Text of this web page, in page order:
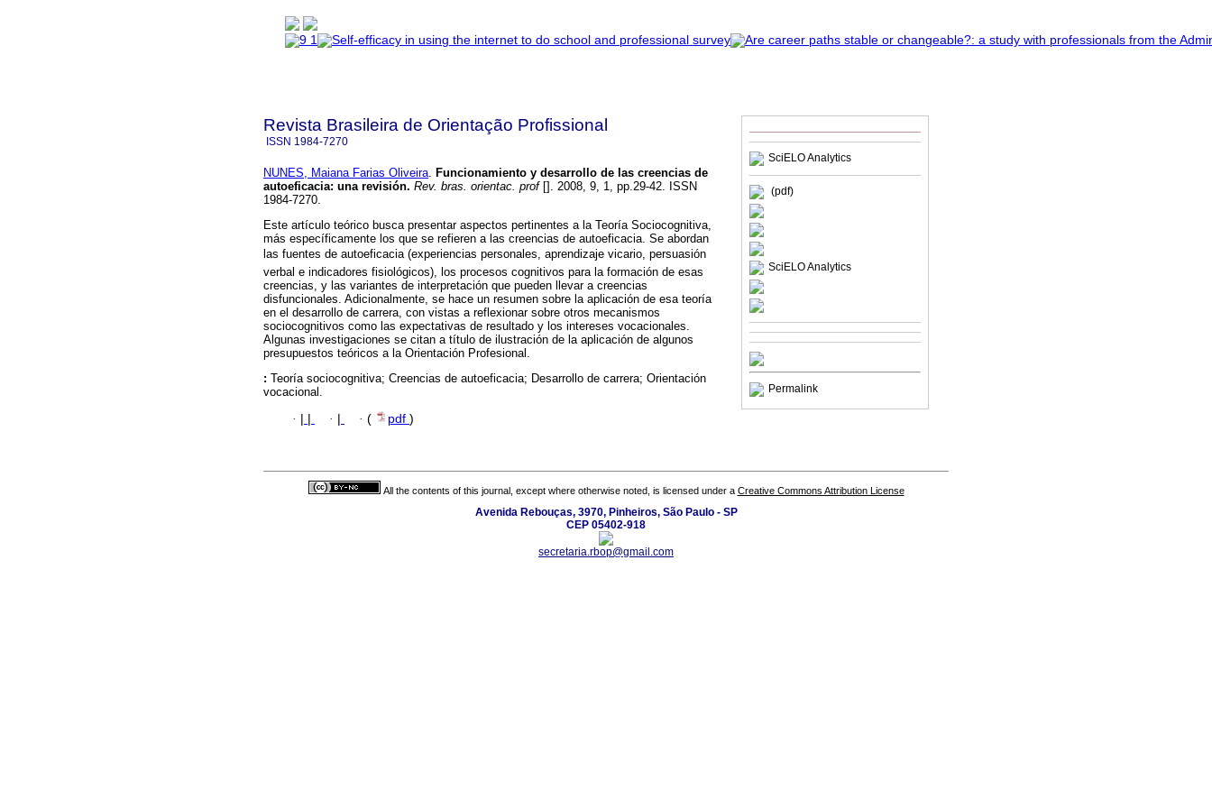
SciELO Analytics
(pdf)
SciELO Analytics
Permalink
Revista Brasileira de Orientação Profissional
ISSN 1984-7270
NUNES, Maiana Farias Oliveira
Funcionamiento y desarrollo de las creencias de
autoeficacia: una revisión. Rev. bras. orientac. prof[]. 2008, 9, 1, pp.29-42. ISSN
1984-7270.
Este artículo teórico busca presentar aspectos pertinentes a la Teoría Sociocognitiva,
más específicamente los que se refieren a las creencias de autoeficacia. Se abordan
las fuentes de autoeficacia (experiencias personales, aprendizaje vicario, persuasión
verbal e indicadores fisiológicos), los procesos cognitivos para la formación de esas
creencias, y las variantes de interpretación que pueden llevar a creencias
disfuncionales. Adicionalmente, se hace un resumen sobre la aplicación de esa teoría
en el desarrollo de carrera, con vistas a reflexionar sobre otros mecanismos
sociocognitivos como las expectativas de resultado y los intereses vocacionales.
Algunas investigaciones se citan a título de ilustración de la aplicación de algunos
presupuestos teóricos a la Orientación Profesional.
: Teoría sociocognitiva; Creencias de autoeficacia; Desarrollo de carrera; Orientación
vocacional.
· · · ( pdf )
All the contents of this journal, except where otherwise noted, is licensed under a Creative Commons Attribution License
Avenida Rebouças, 3970, Pinheiros, São Paulo - SP
CEP 05402-918
secretaria.rbop@gmail.com